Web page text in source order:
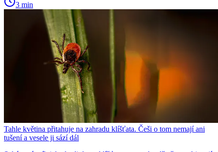
3 min
Tahle květina přitahuje na zahradu klíšťata. Češi o tom nemají ani
tušení a vesele ji sází dál